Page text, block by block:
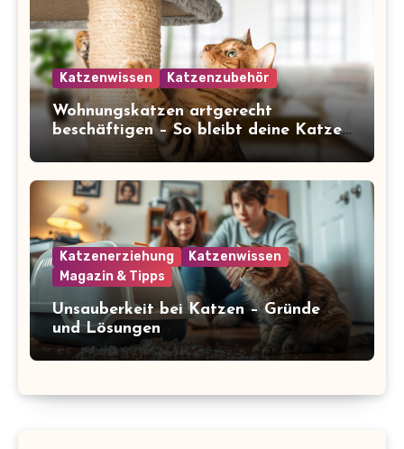
Katzenwissen Katzenzubehör
Wohnungskatzen artgerecht
beschäftigen – So bleibt deine Katze
glücklich und gesund
Katzenerziehung
Katzenwissen
Magazin & Tipps
Unsauberkeit bei Katzen – Gründe
und Lösungen